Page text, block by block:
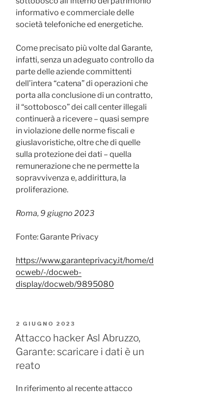
informativo e commerciale delle
società telefoniche ed energetiche.
Come precisato più volte dal Garante,
infatti, senza un adeguato controllo da
parte delle aziende committenti
dell’intera “catena” di operazioni che
porta alla conclusione di un contratto,
il “sottobosco” dei call center illegali
continuerà a ricevere – quasi sempre
in violazione delle norme fiscali e
giuslavoristiche, oltre che di quelle
sulla protezione dei dati – quella
remunerazione che ne permette la
sopravvivenza e, addirittura, la
proliferazione.
Roma, 9 giugno 2023
Fonte: Garante Privacy
https://www.garanteprivacy.it/home/d
ocweb/-/docweb-
display/docweb/9895080
PUBBLICATO
IL
2 GIUGNO 2023
Attacco hacker Asl Abruzzo,
Garante: scaricare i dati è un
reato
In riferimento al recente attacco